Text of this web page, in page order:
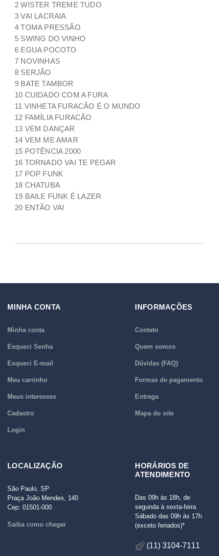
2 WISTER TREME TUDO
3 VAI LACRAIA
4 TOMA PRESSÃO
5 SWING DO VINHO
6 EGUA POCOTO
7 NOVINHAS
8 SERJÃO
9 BATE TAMBOR
10 CUIDADO COM A FURA
11 VINHETA FURACÃO É O MUNDO
12 FAMÍLIA FURACÃO
13 VEM DANÇAR
14 VEM ME AMAR
15 POTÊNCIA 2000
16 TORNADO VAI TE PEGAR
17 POP FUNK
18 CHATUBA
19 BAILE FUNK É LAZER
20 ENTÃO VAI
MINHA CONTA
Minha conta
Esqueci Senha
Esqueci E-mail
Meu carrinho
Meus interesses
Cadastro
Login
INFORMAÇÕES
Contato
Quem somos
Dúvidas (FAQ)
Formas de pagamento
Entrega
Mapa do site
LOCALIZAÇÃO
São Paulo, SP
Praça João Mendes, 140
Cep: 01501-000
Saiba como chegar
HORÁRIOS DE
ATENDIMENTO
Das 09h às 18h, de
segunda à sexta-feira
Sábado das 09h às 17h
(exceto feriados)*
(11) 3104-7111